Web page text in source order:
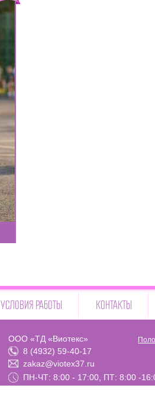
УСЛОВИЯ РАБОТЫ КОНТАКТЫ
ООО «ТД «Виотекс»
8 (4932) 59-40-17
zakaz@viotex37.ru
ПН-ЧТ: 8:00 - 17:00, ПТ: 8:00 -